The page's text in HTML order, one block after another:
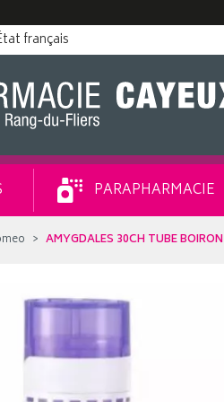
français
PARAPHARMACIE
AMYGDALES 30CH TUBE BOIRON